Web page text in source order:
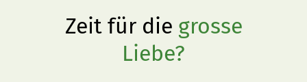
Zeit für die grosse
Liebe?